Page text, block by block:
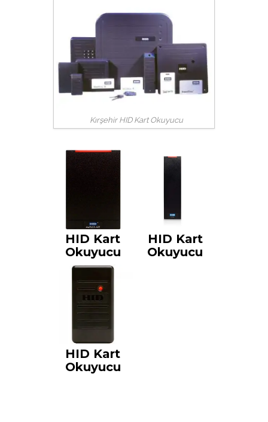
Kırşehir HID Kart Okuyucu
HID Kart
Okuyucu
HID Kart
Okuyucu
HID Kart
Okuyucu